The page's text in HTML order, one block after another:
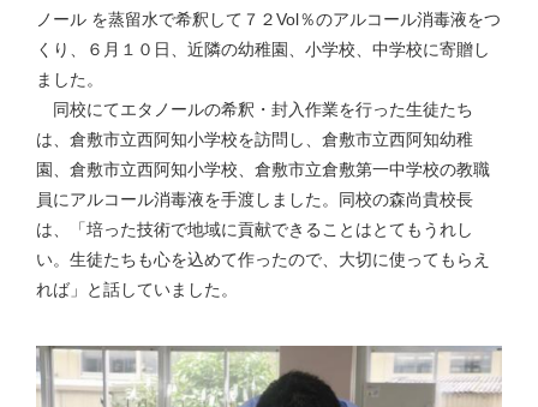
ノール を蒸留水で希釈して７２Vol％のアルコール消毒液をつ
くり、６月１０日、近隣の幼稚園、小学校、中学校に寄贈し
ました。
同校にてエタノールの希釈・封入作業を行った生徒たち
は、倉敷市立西阿知小学校を訪問し、倉敷市立西阿知幼稚
園、倉敷市立西阿知小学校、倉敷市立倉敷第一中学校の教職
員にアルコール消毒液を手渡しました。同校の森尚貴校長
は、「培った技術で地域に貢献できることはとてもうれし
い。生徒たちも心を込めて作ったので、大切に使ってもらえ
れば」と話していました。